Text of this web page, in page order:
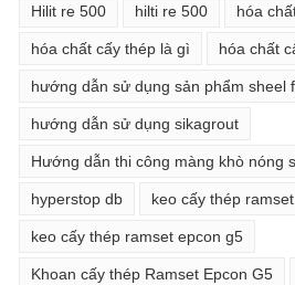
Hilit re 500 hilti re 500 hóa
hóa chất cấy thép là gì hóa chất
hướng dẫn sử dụng sản phẩm sheel
hướng dẫn sử dụng sikagrout
Hướng dẫn thi công màng khò nóng
hyperstop db keo cấy thép ramset
keo cấy thép ramset epcon g5
Khoan cấy thép Ramset Epcon G5